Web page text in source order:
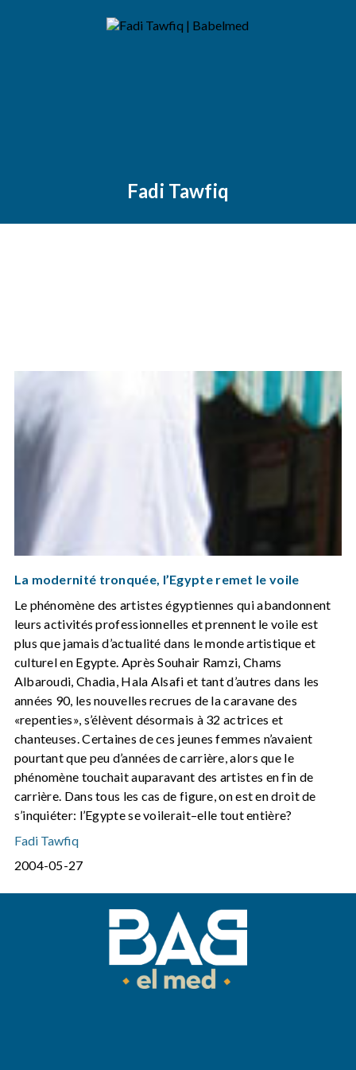
Fadi Tawfiq
La modernité tronquée, l’Egypte remet le voile
Le phénomène des artistes égyptiennes qui abandonnent
leurs activités professionnelles et prennent le voile est
plus que jamais d’actualité dans le monde artistique et
culturel en Egypte. Après Souhair Ramzi, Chams
Albaroudi, Chadia, Hala Alsafi et tant d’autres dans les
années 90, les nouvelles recrues de la caravane des
«repenties», s’élèvent désormais à 32 actrices et
chanteuses. Certaines de ces jeunes femmes n’avaient
pourtant que peu d’années de carrière, alors que le
phénomène touchait auparavant des artistes en fin de
carrière. Dans tous les cas de figure, on est en droit de
s’inquiéter: l’Egypte se voilerait–elle tout entière?
Fadi Tawfiq
2004-05-27